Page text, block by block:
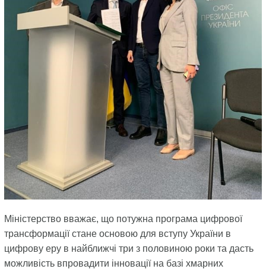
Міністерство вважає, що потужна програма цифрової
трансформації стане основою для вступу України в
цифрову еру в найближчі три з половиною роки та дасть
можливість впровадити інновації на базі хмарних